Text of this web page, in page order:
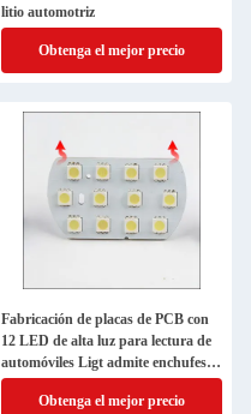
litio automotriz
Obtenga el mejor precio
Fabricación de placas de PCB con
12 LED de alta luz para lectura de
automóviles Ligt admite enchufes y
carga
Obtenga el mejor precio